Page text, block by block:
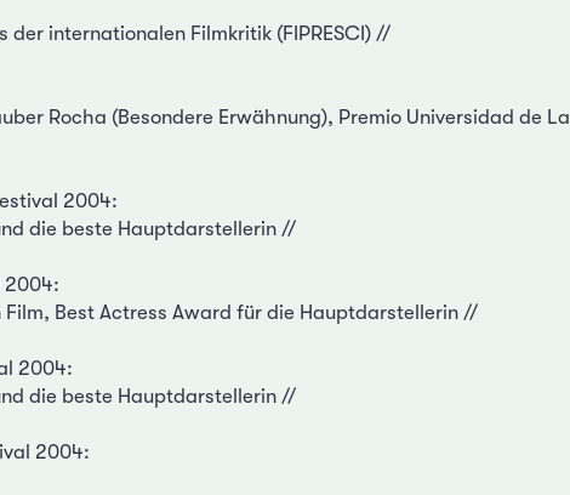
der internationalen Filmkritik (FIPRESCI) //
Rocha (Besondere Erwähnung), Premio Universidad de La
2004:
die beste Hauptdarstellerin //
2004:
Best Actress Award für die Hauptdarstellerin //
2004:
die beste Hauptdarstellerin //
2004: